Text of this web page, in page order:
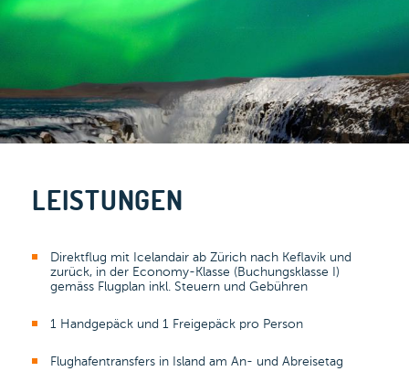
LEISTUNGEN
Direktflug mit Icelandair ab Zürich nach Keflavik und
zurück, in der Economy-Klasse (Buchungsklasse I)
gemäss Flugplan inkl. Steuern und Gebühren
1 Handgepäck und 1 Freigepäck pro Person
Flughafentransfers in Island am An- und Abreisetag